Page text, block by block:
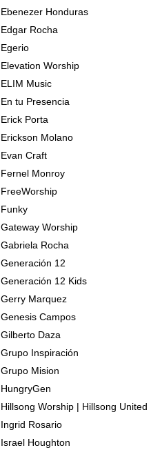
Ebenezer Honduras
Edgar Rocha
Egerio
Elevation Worship
ELIM Music
En tu Presencia
Erick Porta
Erickson Molano
Evan Craft
Fernel Monroy
FreeWorship
Funky
Gateway Worship
Gabriela Rocha
Generación 12
Generación 12 Kids
Gerry Marquez
Genesis Campos
Gilberto Daza
Grupo Inspiración
Grupo Mision
HungryGen
Hillsong Worship | Hillsong
Ingrid Rosario
Israel Houghton